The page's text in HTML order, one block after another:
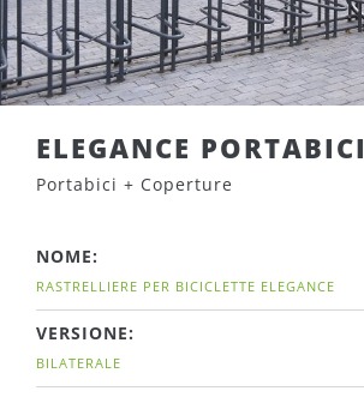
ELEGANCE PORTABICI
Portabici + Coperture
NOME:
RASTRELLIERE PER BICICLETTE ELEGANCE
VERSIONE:
BILATERALE